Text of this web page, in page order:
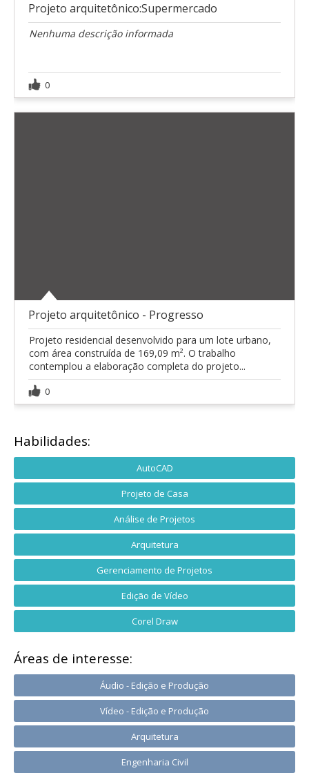
Projeto arquitetônico:Supermercado
Nenhuma descrição informada
0
Projeto arquitetônico - Progresso
Projeto residencial desenvolvido para um lote urbano,
com área construída de 169,09 m². O trabalho
contemplou a elaboração completa do projeto...
0
Habilidades:
AutoCAD
Projeto de Casa
Análise de Projetos
Arquitetura
Gerenciamento de Projetos
Edição de Vídeo
Corel Draw
Áreas de interesse:
Áudio - Edição e Produção
Vídeo - Edição e Produção
Arquitetura
Engenharia Civil